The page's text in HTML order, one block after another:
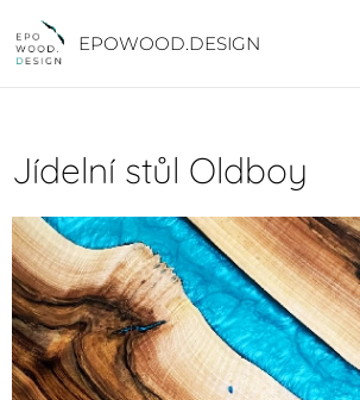
EPOWOOD.DESIGN
Jídelní stůl Oldboy